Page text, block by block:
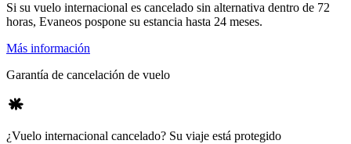
Si su vuelo internacional es cancelado sin alternativa dentro de 72
horas, Evaneos pospone su estancia hasta 24 meses.
Más información
Garantía de cancelación de vuelo
¿Vuelo internacional cancelado? Su viaje está protegido